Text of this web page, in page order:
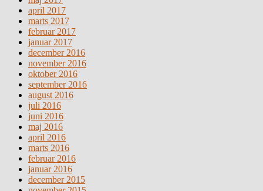
april 2017
marts 2017
februar 2017
januar 2017
december 2016
november 2016
oktober 2016
september 2016
august 2016
juli 2016
juni 2016
maj 2016
april 2016
marts 2016
februar 2016
januar 2016
december 2015